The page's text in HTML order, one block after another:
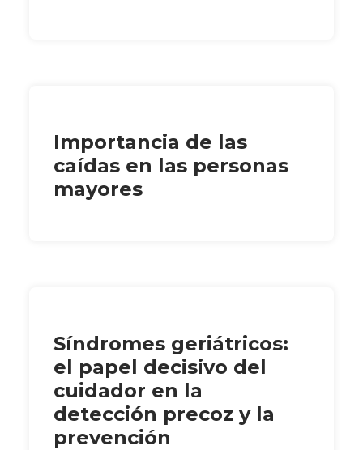
Importancia de las
caídas en las personas
mayores
Síndromes geriátricos:
el papel decisivo del
cuidador en la
detección precoz y la
prevención